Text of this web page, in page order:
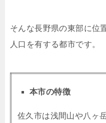
そんな長野県の東部に位
人口を有する都市です。
本市の特徴
佐久市は浅間山や八ヶ